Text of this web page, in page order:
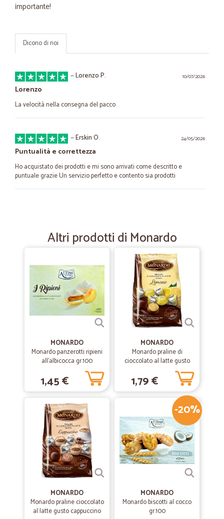
importante!
Dicono di noi
10/07/2026
—Lorenzo P.
Lorenzo
La velocità nella consegna del pacco
24/05/2026
—Erskin O.
Puntualità e correttezza
Ho acquistato dei prodotti e mi sono arrivati come descritto e
puntuale grazie Un servizio perfetto e contento sia prodotti
I prodotti e i prezzi sono buoni e la consegna veloce
— Oliver J.
Very Fair and Fast
Il servizio era chiaro e all'altezza, la merce è arrivata integra e ben
imballata.Grazie
—Giuseppe P.
Consegne puntuali
Consegne puntuali. Ampia scelta di prodotti. Prezzi nella norma
considerato il servizio di consegna a domicilio e con mezzi
refrigerati.. Cinque stelle ben meritate.
19/05/2022
—Sara P.
Velocissimi nella consegna
Velocissimi nella consegna
Ottimo
Ottimo, consegna veloce ed eccellente, finalmente posso avere la
Altri prodotti di Monardo
MONARDO
Monardo panzerotti ripieni
all'albicocca gr.100
1,45 €
MONARDO
Monardo praline di
cioccolato al latte gusto
limone busta gr.100
1,79 €
MONARDO
Monardo praline cioccolato
al latte gusto cappuccino
-20%
MONARDO
Monardo biscotti al cocco
gr.100